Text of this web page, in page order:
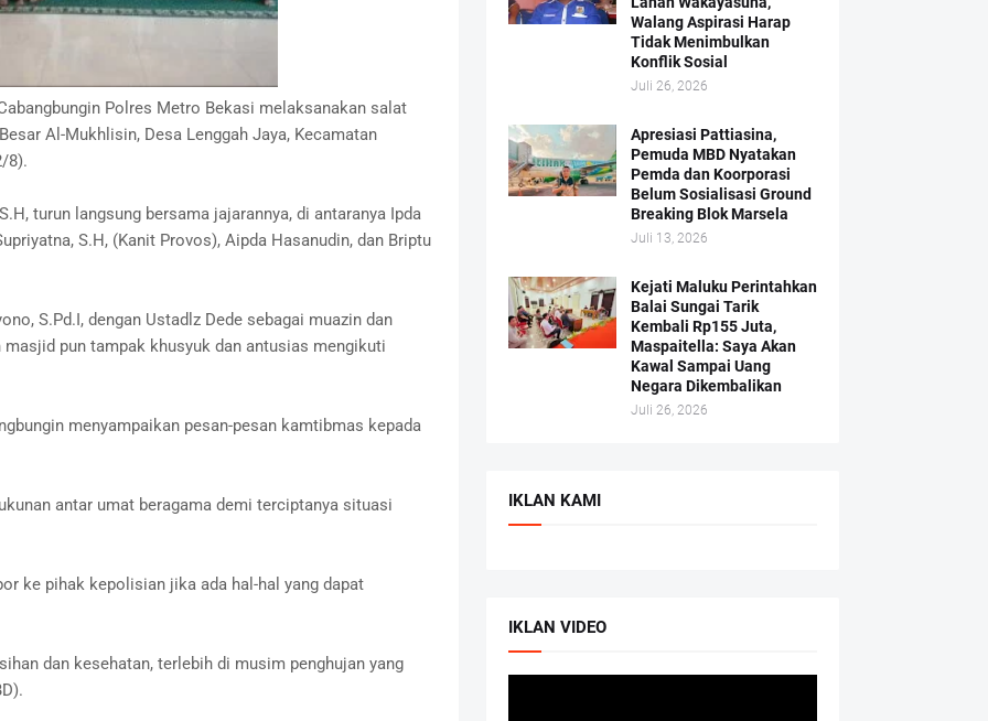
Polres Metro Bekasi melaksanakan salat
Al-Mukhlisin, Desa Lenggah Jaya, Kecamatan
8).
turun langsung bersama jajarannya, di antaranya Ipda
S.H, (Kanit Provos), Aipda Hasanudin, dan Briptu
S.Pd.I, dengan Ustadlz Dede sebagai muazin dan
pun tampak khusyuk dan antusias mengikuti
menyampaikan pesan-pesan kamtibmas kepada
antar umat beragama demi terciptanya situasi
ke pihak kepolisian jika ada hal-hal yang dapat
dan kesehatan, terlebih di musim penghujan yang
Walang Aspirasi Harap
Tidak Menimbulkan
Konflik Sosial
Juli 26, 2026
Apresiasi Pattiasina,
Pemuda MBD Nyatakan
Pemda dan Koorporasi
Belum Sosialisasi Ground
Breaking Blok Marsela
Juli 13, 2026
Kejati Maluku Perintahkan
Balai Sungai Tarik
Kembali Rp155 Juta,
Maspaitella: Saya Akan
Kawal Sampai Uang
Negara Dikembalikan
Juli 26, 2026
IKLAN KAMI
IKLAN VIDEO